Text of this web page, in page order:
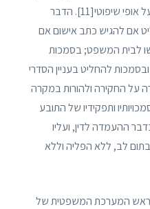
בידי התובע שיקול דעת שלטוני בעל אופי שיפוטי[11]. הדבר
אם להגיש כתב אישום אם
לבית המשפט; בסמכות
להחליט בעניין הסדרי
על החקירה ולהורות במקרה
ותפקידיו של התובע
ההעמדה לדין, ועליו
לב, ללא הפליה וללא
המערכת המשפטית של